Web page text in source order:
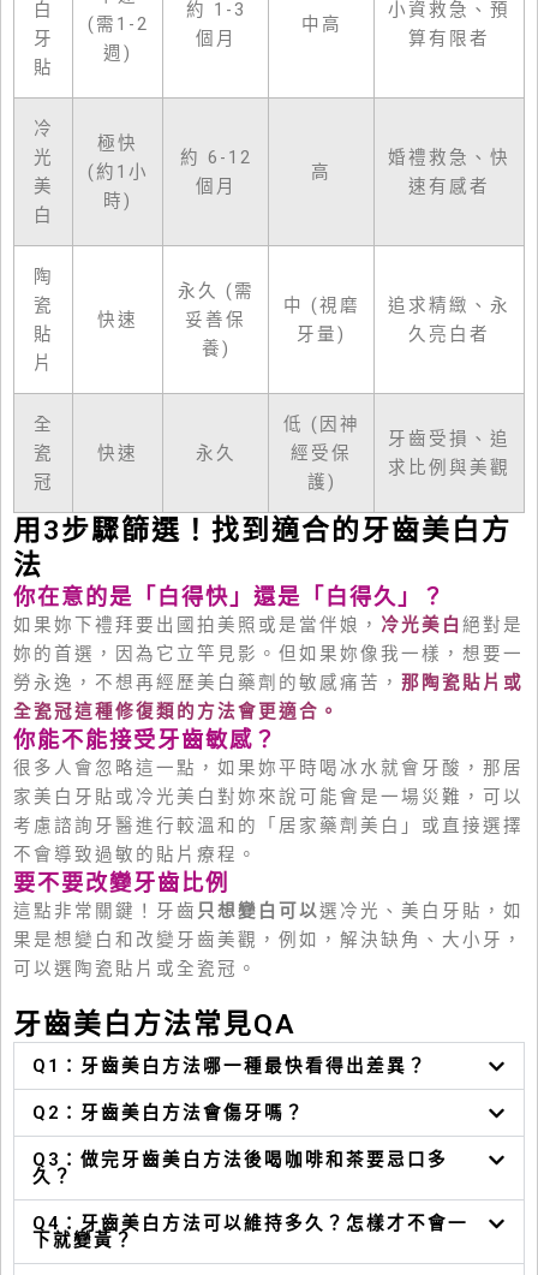
白
牙
貼
(需1-2
週)
約 1-3
個月
中高
小資救急、預
算有限者
冷
光
美
白
極快
(約1小
時)
約 6-12
個月
高
婚禮救急、快
速有感者
陶
瓷
貼
片
快速
永久 (需
妥善保
養)
中 (視磨
牙量)
追求精緻、永
久亮白者
全
瓷
冠
快速 永久
低 (因神
經受保
護)
牙齒受損、追
求比例與美觀
用3步驟篩選！找到適合的牙齒美白方
法
你在意的是「白得快」還是「白得久」？
如果妳下禮拜要出國拍美照或是當伴娘， 冷光美白 絕對是
妳的首選，因為它立竿見影。但如果妳像我一樣，想要一
勞永逸，不想再經歷美白藥劑的敏感痛苦， 那 陶瓷貼片或
全瓷冠這種修復類的方法會更適合。
你能不能接受牙齒敏感？
很多人會忽略這一點，如果妳平時喝冰水就會牙酸，那居
家美白牙貼或冷光美白對妳來說可能會是一場災難，可以
考慮諮詢牙醫進行較溫和的「居家藥劑美白」或直接選擇
不會導致過敏的貼片療程。
要不要改變牙齒比例
這點非常關鍵！牙齒 只想變白可以選冷光、美白牙貼，如
果是想變白和改變牙齒美觀，例如，解決缺角、大小牙，
可以選陶瓷貼片或全瓷冠。
牙齒美白方法常見QA
Q1：牙齒美白方法哪一種最快看得出差異？
Q2：牙齒美白方法會傷牙嗎？
Q3：做完牙齒美白方法後喝咖啡和茶要忌口多
久？
Q4：牙齒美白方法可以維持多久？怎樣才不會一
下就變黃？